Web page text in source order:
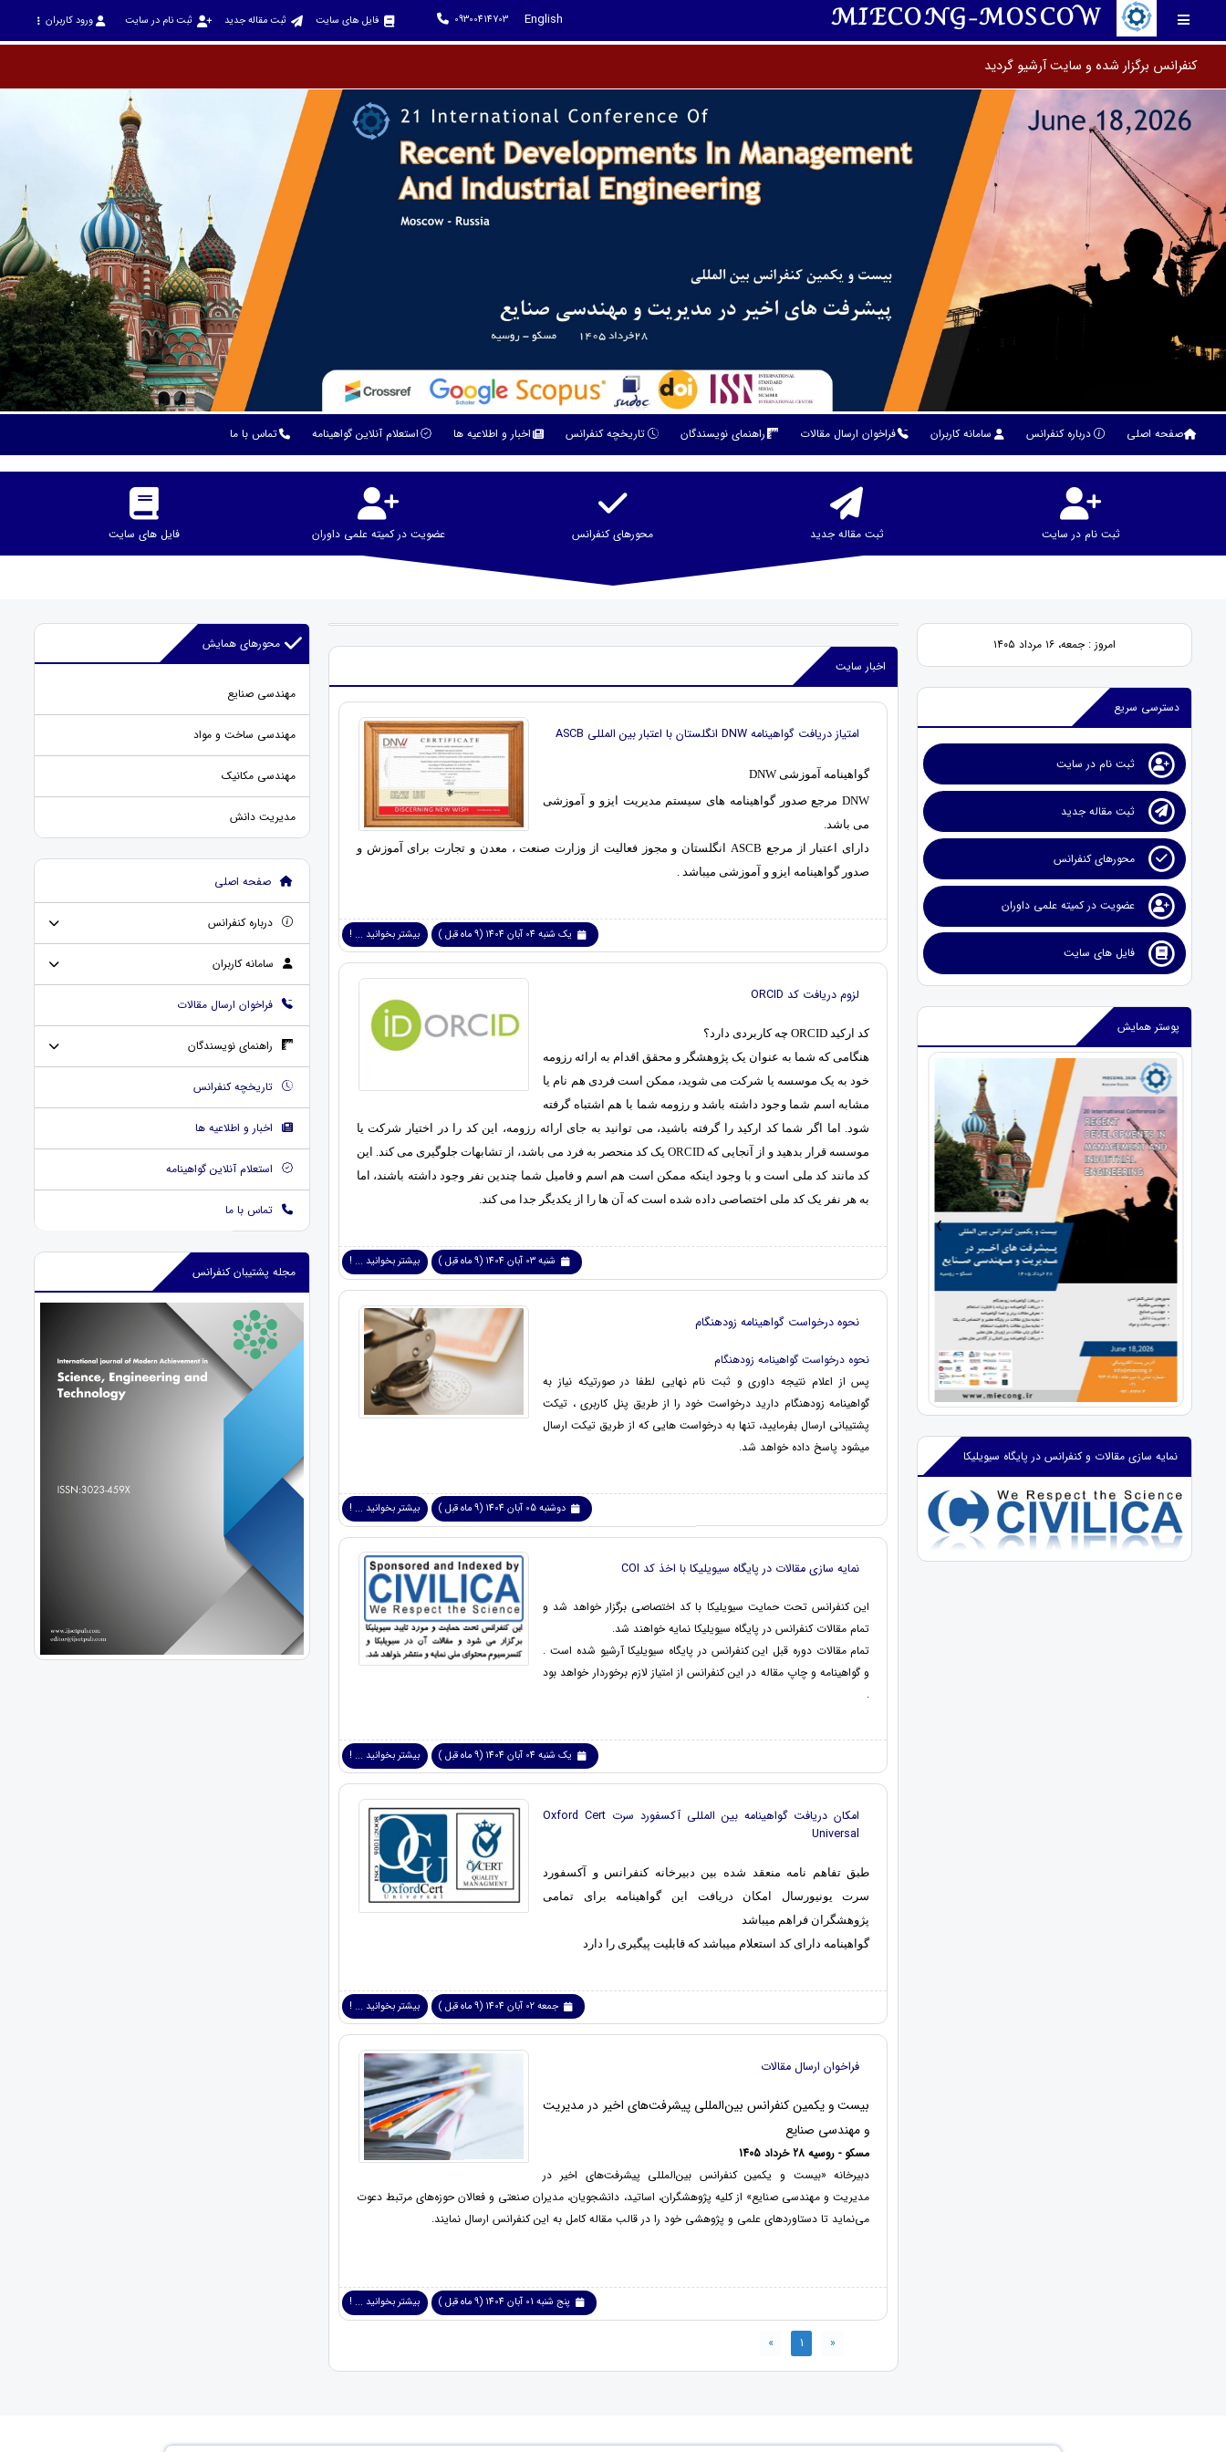
MIECONG-MOSCOW
English
09300414703 فایل های سایت ثبت مقاله جدید ثبت نام در سایت ورود کاربران
صفحه اصلی درباره کنفرانس سامانه کاربران فراخوان ارسال مقالات راهنمای نویسندگان تاریخچه کنفرانس اخبار و اطلاعیه ها استعلام آنلاین گواهینامه تماس با ما
ثبت نام در سایت ثبت مقاله جدید محورهای کنفرانس عضویت در کمیته علمی داوران فایل های سایت
امروز : جمعه، ۱۶ مرداد ۱۴۰۵
دسترسی سریع
ثبت نام در سایت
ثبت مقاله جدید
محورهای کنفرانس
عضویت در کمیته علمی داوران
فایل های سایت
پوستر همایش
›
نمایه سازی مقالات و کنفرانس در پایگاه سیویلیکا
اخبار سایت
امتیاز دریافت گواهینامه DNW انگلستان با اعتبار بین المللی ASCB
گواهینامه آموزشی DNW
DNW مرجع صدور گواهینامه های سیستم مدیریت ایزو و آموزشی
می باشد.
دارای اعتبار از مرجع ASCB انگلستان و مجوز فعالیت از وزارت صنعت ، معدن و تجارت برای آموزش و
صدور گواهینامه ایزو و آموزشی میباشد .
یک شنبه 04 آبان 1404 (9 ماه قبل ) بیشتر بخوانید ... !
لزوم دریافت کد ORCID
کد ارکید ORCID چه کاربردی دارد؟
هنگامی که شما به عنوان یک پژوهشگر و محقق اقدام به ارائه رزومه
خود به یک موسسه یا شرکت می شوید، ممکن است فردی هم نام یا
مشابه اسم شما وجود داشته باشد و رزومه شما با هم اشتباه گرفته
شود. اما اگر شما کد ارکید را گرفته باشید، می توانید به جای ارائه رزومه، این کد را در اختیار شرکت یا
موسسه قرار بدهید و از آنجایی که ORCID یک کد منحصر به فرد می باشد، از تشابهات جلوگیری می کند. این
کد مانند کد ملی است و با وجود اینکه ممکن است هم اسم و فامیل شما چندین نفر وجود داشته باشند، اما
به هر نفر یک کد ملی اختصاصی داده شده است که آن ها را از یکدیگر جدا می کند.
شنبه 03 آبان 1404 (9 ماه قبل ) بیشتر بخوانید ... !
نحوه درخواست گواهینامه زودهنگام
نحوه درخواست گواهینامه زودهنگام
پس از اعلام نتیجه داوری و ثبت نام نهایی لطفا در صورتیکه نیاز به
گواهینامه زودهنگام دارید درخواست خود را از طریق پنل کاربری ، تیکت
پشتیبانی ارسال بفرمایید، تنها به درخواست هایی که از طریق تیکت ارسال
میشود پاسخ داده خواهد شد.
دوشنبه 05 آبان 1404 (9 ماه قبل ) بیشتر بخوانید ... !
نمایه سازی مقالات در پایگاه سیویلیکا با اخذ کد COI
این کنفرانس تحت حمایت سیویلیکا با کد اختصاصی برگزار خواهد شد و
تمام مقالات کنفرانس در پایگاه سیویلیکا نمایه خواهند شد.
تمام مقالات دوره قبل این کنفرانس در پایگاه سیویلیکا آرشیو شده است .
و گواهینامه و چاپ مقاله در این کنفرانس از امتیاز لازم برخوردار خواهد بود
.
یک شنبه 04 آبان 1404 (9 ماه قبل ) بیشتر بخوانید ... !
امکان دریافت گواهینامه بین المللی آکسفورد سرت Oxford Cert
Universal
طبق تفاهم نامه منعقد شده بین دبیرخانه کنفرانس و آکسفورد
سرت یونیورسال امکان دریافت این گواهینامه برای تمامی
پژوهشگران فراهم میباشد
گواهینامه دارای کد استعلام میباشد که قابلیت پیگیری را دارد
جمعه 02 آبان 1404 (9 ماه قبل ) بیشتر بخوانید ... !
فراخوان ارسال مقالات
بیست و یکمین کنفرانس بین‌المللی پیشرفت‌های اخیر در مدیریت
و مهندسی صنایع
مسکو - روسیه 28 خرداد 1405
دبیرخانه «بیست و یکمین کنفرانس بین‌المللی پیشرفت‌های اخیر در
مدیریت و مهندسی صنایع» از کلیه پژوهشگران، اساتید، دانشجویان، مدیران صنعتی و فعالان حوزه‌های مرتبط دعوت
می‌نماید تا دستاوردهای علمی و پژوهشی خود را در قالب مقاله کامل به این کنفرانس ارسال نمایند.
پنج شنبه 01 آبان 1404 (9 ماه قبل ) بیشتر بخوانید ... !
«
1
»
محورهای همایش
مهندسی صنایع
مهندسی ساخت و مواد
مهندسی مکانیک
مدیریت دانش
صفحه اصلی
درباره کنفرانس
سامانه کاربران
فراخوان ارسال مقالات
راهنمای نویسندگان
تاریخچه کنفرانس
اخبار و اطلاعیه ها
استعلام آنلاین گواهینامه
تماس با ما
مجله پشتیبان کنفرانس